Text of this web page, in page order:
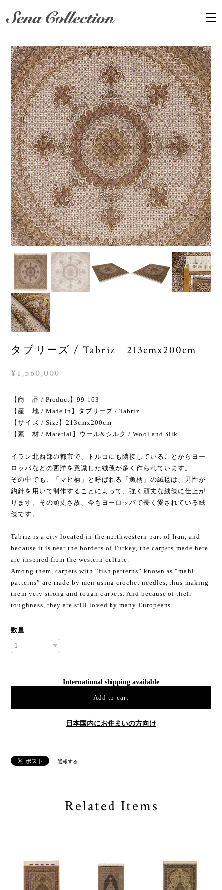
タブリーズ / Tabriz 213cmx200cm
¥1,560,000
【商 品 / Product】99-163
【産 地 / Made in】タブリーズ / Tabriz
【サイズ / Size】213cmx200cm
【素 材 / Material】ウール&シルク / Wool and Silk
イラン北西部の都市で、トルコにも隣接していることからヨー
ロッパなどの西洋を意識した絨毯が多く作られています。
その中でも、「マヒ柄」と呼ばれる「魚柄」の絨毯は、男性が
鈎針を用いて制作することによって、強く頑丈な絨毯に仕上が
ります。その頑丈さ故、今もヨーロッパで長く愛されている絨
毯です。
Tabriz is a city located in the northwestern part of Iran, and
because it is near the borders of Turkey, the carpets made here
are inspired from the western culture.
Among them, carpets with “fish patterns” known as “mahi
patterns” are made by men using crochet needles, thus making
them very strong and tough carpets. And because of their
toughness, they are still loved by many Europeans.
数量
International shipping available
Add to cart
日本国内にお住まいの方向け
通報する
Related Items